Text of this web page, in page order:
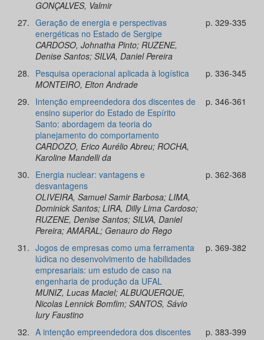
GONÇALVES, Valmir
27. Geração de energia e perspectivas
energéticas no Estado de Sergipe
CARDOSO, Johnatha Pinto; RUZENE,
Denise Santos; SILVA, Daniel Pereira
p. 329-335
28. Pesquisa operacional aplicada à logística
MONTEIRO, Elton Andrade
p. 336-345
29. Intenção empreendedora dos discentes de
ensino superior do Estado de Espírito
Santo: abordagem da teoria do
planejamento do comportamento
CARDOZO, Erico Aurélio Abreu; ROCHA,
Karoline Mandelli da
p. 346-361
30. Energia nuclear: vantagens e
desvantagens
OLIVEIRA, Samuel Samir Barbosa; LIMA,
Dominick Santos; LIRA, Dilly Lima Cardoso;
RUZENE, Denise Santos; SILVA, Daniel
Pereira; AMARAL; Genauro do Rego
p. 362-368
31. Jogos de empresas como uma ferramenta
lúdica no desenvolvimento de habilidades
empresariais: um estudo de caso na
engenharia de produção da UFAL
MUNIZ, Lucas Maciel; ALBUQUERQUE,
Nicolas Lennick Bomfim; SANTOS, Sávio
Iury Faustino
p. 369-382
32. A intenção empreendedora dos discentes
p. 383-399